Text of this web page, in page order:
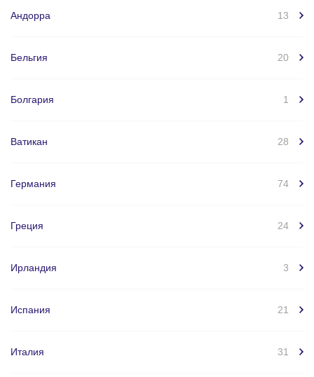
Андорра 13
Бельгия 20
Болгария 1
Ватикан 28
Германия 74
Греция 24
Ирландия 3
Испания 21
Италия 31